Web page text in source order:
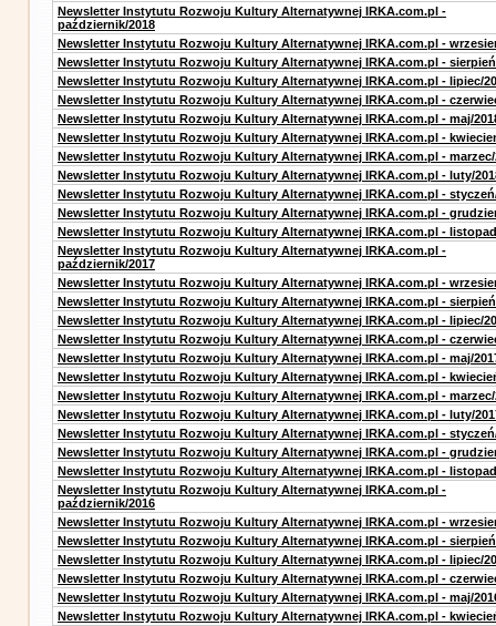
Newsletter Instytutu Rozwoju Kultury Alternatywnej IRKA.com.pl -
październik/2018
Newsletter Instytutu Rozwoju Kultury Alternatywnej IRKA.com.pl -
Newsletter Instytutu Rozwoju Kultury Alternatywnej IRKA.com.pl -
Newsletter Instytutu Rozwoju Kultury Alternatywnej IRKA.com.pl - lipiec/
Newsletter Instytutu Rozwoju Kultury Alternatywnej IRKA.com.pl -
Newsletter Instytutu Rozwoju Kultury Alternatywnej IRKA.com.pl - maj/
Newsletter Instytutu Rozwoju Kultury Alternatywnej IRKA.com.pl -
Newsletter Instytutu Rozwoju Kultury Alternatywnej IRKA.com.pl - marzec/
Newsletter Instytutu Rozwoju Kultury Alternatywnej IRKA.com.pl - luty/
Newsletter Instytutu Rozwoju Kultury Alternatywnej IRKA.com.pl -
Newsletter Instytutu Rozwoju Kultury Alternatywnej IRKA.com.pl -
Newsletter Instytutu Rozwoju Kultury Alternatywnej IRKA.com.pl -
Newsletter Instytutu Rozwoju Kultury Alternatywnej IRKA.com.pl -
październik/2017
Newsletter Instytutu Rozwoju Kultury Alternatywnej IRKA.com.pl -
Newsletter Instytutu Rozwoju Kultury Alternatywnej IRKA.com.pl -
Newsletter Instytutu Rozwoju Kultury Alternatywnej IRKA.com.pl - lipiec/
Newsletter Instytutu Rozwoju Kultury Alternatywnej IRKA.com.pl -
Newsletter Instytutu Rozwoju Kultury Alternatywnej IRKA.com.pl - maj/
Newsletter Instytutu Rozwoju Kultury Alternatywnej IRKA.com.pl -
Newsletter Instytutu Rozwoju Kultury Alternatywnej IRKA.com.pl - marzec/
Newsletter Instytutu Rozwoju Kultury Alternatywnej IRKA.com.pl - luty/
Newsletter Instytutu Rozwoju Kultury Alternatywnej IRKA.com.pl -
Newsletter Instytutu Rozwoju Kultury Alternatywnej IRKA.com.pl -
Newsletter Instytutu Rozwoju Kultury Alternatywnej IRKA.com.pl -
Newsletter Instytutu Rozwoju Kultury Alternatywnej IRKA.com.pl -
październik/2016
Newsletter Instytutu Rozwoju Kultury Alternatywnej IRKA.com.pl -
Newsletter Instytutu Rozwoju Kultury Alternatywnej IRKA.com.pl -
Newsletter Instytutu Rozwoju Kultury Alternatywnej IRKA.com.pl - lipiec/
Newsletter Instytutu Rozwoju Kultury Alternatywnej IRKA.com.pl -
Newsletter Instytutu Rozwoju Kultury Alternatywnej IRKA.com.pl - maj/
Newsletter Instytutu Rozwoju Kultury Alternatywnej IRKA.com.pl -